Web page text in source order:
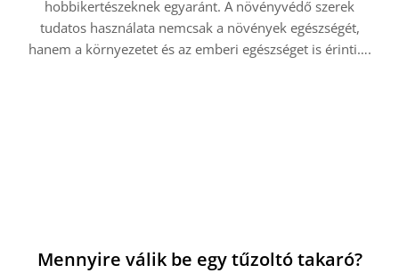
hobbikertészeknek egyaránt. A növényvédő szerek
tudatos használata nemcsak a növények egészségét,
hanem a környezetet és az emberi egészséget is érinti….
Mennyire válik be egy tűzoltó takaró?